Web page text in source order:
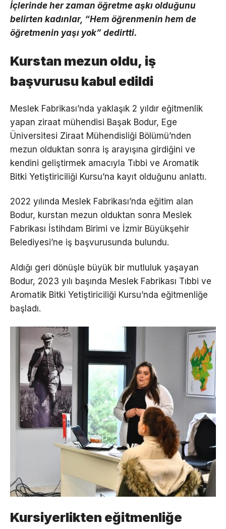
İçlerinde her zaman öğretme aşkı olduğunu
belirten kadınlar, “Hem öğrenmenin hem de
öğretmenin yaşı yok” dedirtti.
Kurstan mezun oldu, iş
başvurusu kabul edildi
Meslek Fabrikası’nda yaklaşık 2 yıldır eğitmenlik
yapan ziraat mühendisi Başak Bodur, Ege
Üniversitesi Ziraat Mühendisliği Bölümü’nden
mezun olduktan sonra iş arayışına girdiğini ve
kendini geliştirmek amacıyla Tıbbi ve Aromatik
Bitki Yetiştiriciliği Kursu’na kayıt olduğunu anlattı.
2022 yılında Meslek Fabrikası’nda eğitim alan
Bodur, kurstan mezun olduktan sonra Meslek
Fabrikası İstihdam Birimi ve İzmir Büyükşehir
Belediyesi’ne iş başvurusunda bulundu.
Aldığı geri dönüşle büyük bir mutluluk yaşayan
Bodur, 2023 yılı başında Meslek Fabrikası Tıbbi ve
Aromatik Bitki Yetiştiriciliği Kursu’nda eğitmenliğe
başladı.
Kursiyerlikten eğitmenliğe